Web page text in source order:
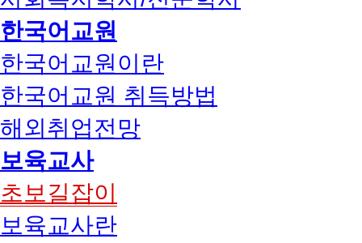
한국어교원
한국어교원이란
한국어교원 취득방법
해외취업전망
보육교사
초보길잡이
보육교사란